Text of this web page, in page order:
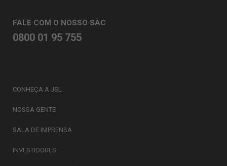
FALE COM O NOSSO SAC
0800 01 95 755
CONHEÇA A JSL
NOSSA GENTE
SALA DE IMPRENSA
INVESTIDORES